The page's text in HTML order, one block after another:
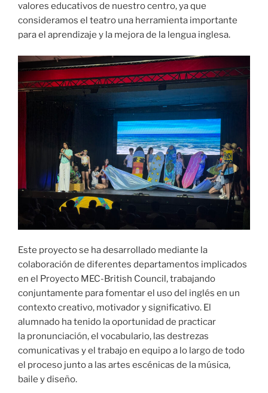
valores educativos de nuestro centro, ya que
consideramos el teatro una herramienta importante
para el aprendizaje y la mejora de la lengua inglesa.
Este proyecto se ha desarrollado mediante la
colaboración de diferentes departamentos implicados
en el Proyecto MEC-British Council, trabajando
conjuntamente para fomentar el uso del inglés en un
contexto creativo, motivador y significativo. El
alumnado ha tenido la oportunidad de practicar
la pronunciación, el vocabulario, las destrezas
comunicativas y el trabajo en equipo a lo largo de todo
el proceso junto a las artes escénicas de la música,
baile y diseño.